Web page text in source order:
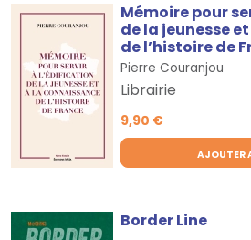
Mémoire pour
de la jeunesse
de l’histoire de
Pierre Couranjou
Librairie
9,90 €
AJOUTER
Border Line